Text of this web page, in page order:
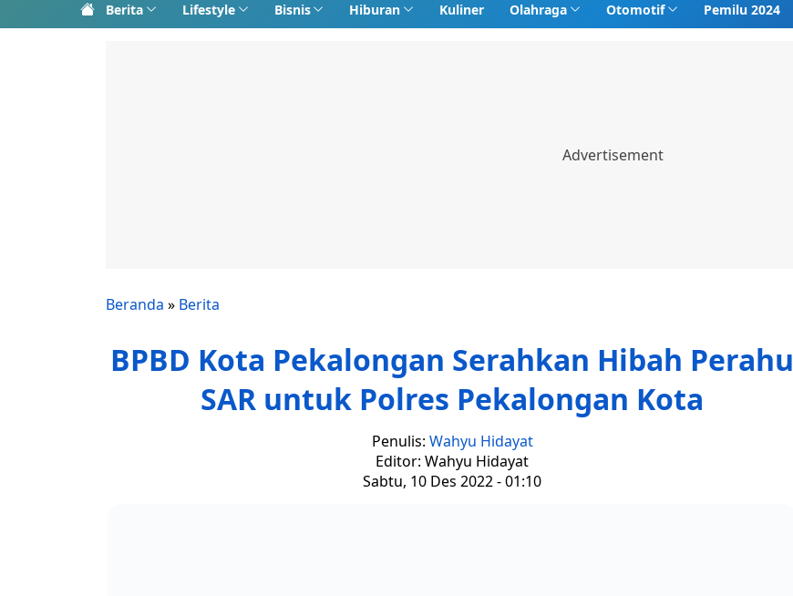
Berita Lifestyle Bisnis Hiburan Kuliner Olahraga Otomotif Pemilu 2024
Beranda » Berita
BPBD Kota Pekalongan Serahkan Hibah Perahu
SAR untuk Polres Pekalongan Kota
Penulis: Wahyu Hidayat
Editor: Wahyu Hidayat
Sabtu, 10 Des 2022 - 01:10